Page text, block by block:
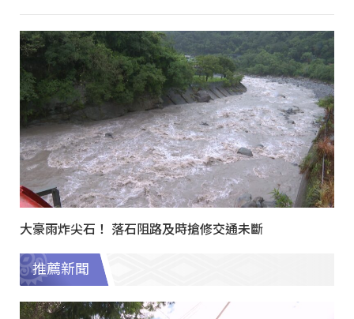
大豪雨炸尖石！ 落石阻路及時搶修交通未斷
推薦新聞